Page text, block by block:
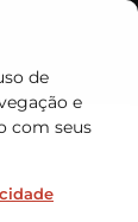
de
e
com seus